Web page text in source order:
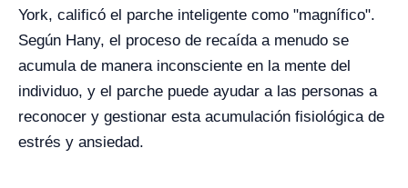
York, calificó el parche inteligente como "magnífico".
Según Hany, el proceso de recaída a menudo se
acumula de manera inconsciente en la mente del
individuo, y el parche puede ayudar a las personas a
reconocer y gestionar esta acumulación fisiológica de
estrés y ansiedad.